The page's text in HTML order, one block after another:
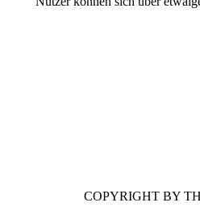
COPYRIGHT BY